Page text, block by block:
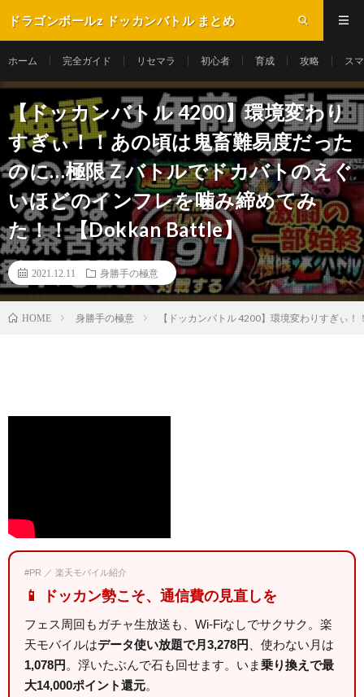
ドラゴンボールz ドッカンバトル まとめ
ホーム 完全ガイド リセマラ 初心者 育成 攻略 ス
【ドッカンバトル 4200】環境変わり
すぎぃ！！あの頃は鬼畜難易度だった
のに…極限Ｚバトルでドカバトのえぐ
いほどのインフレを噛み締めてみ
た！！【Dokkan Battle】
2021.12.11 身勝手の極意
HOME 身勝手の極意 【ドッカンバトル 4200】環境変わりすぎぃ
#PR ／ 楽天モバイル紹介
📱 ドッカン勢こそ、通信費の見直しを
フェス周回もガチャ生放送も、Wi-Fiなしでサクサク。楽
天モバイルはデータ使い放題で月3,278円
、使わない月は
1,078円 。浮いたぶんで石も回せます。いま乗り換えで最
大14,000ポイント還元。